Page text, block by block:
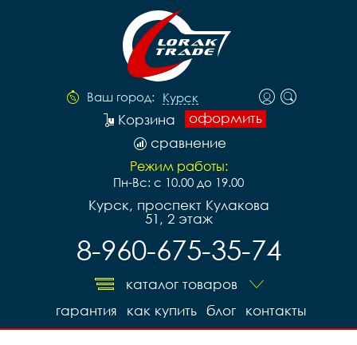
Ваш город: Курск
оформить
Корзина
сравнение
Режим работы:
Пн-Вс: с 10.00 до 19.00
Курск, проспект Кулакова
51, 2 этаж
8-960-675-35-74
каталог товаров
контакты
блог
как купить
гарантия